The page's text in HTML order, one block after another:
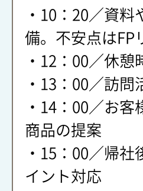
・10：20／資
備。不安点はFP
・12：00／休憩
・13：00／訪問
・14：00／お
商品の提案
・15：00／帰
イント対応